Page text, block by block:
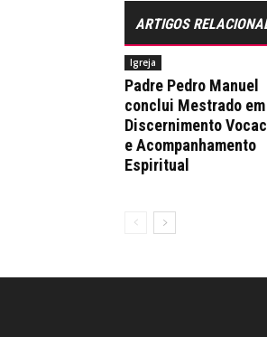
ARTIGOS
Igreja
Padre Pedro Manuel
conclui Mestrado em
Discernimento
e Acompanhamento
Espiritual